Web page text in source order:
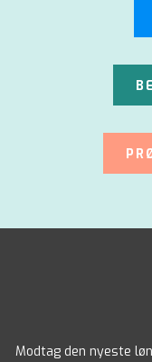
Modtag den nyeste